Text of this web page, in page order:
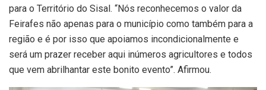
para o Território do Sisal. “Nós reconhecemos o valor da
Feirafes não apenas para o município como também para a
região e é por isso que apoiamos incondicionalmente e
será um prazer receber aqui inúmeros agricultores e todos
que vem abrilhantar este bonito evento”. Afirmou.